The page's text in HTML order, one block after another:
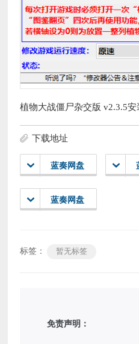
植物大战僵尸杂交版 v2.3.5
下载地址
蓝奏网盘
蓝奏网盘
标签： 暂无标签
免责声明：